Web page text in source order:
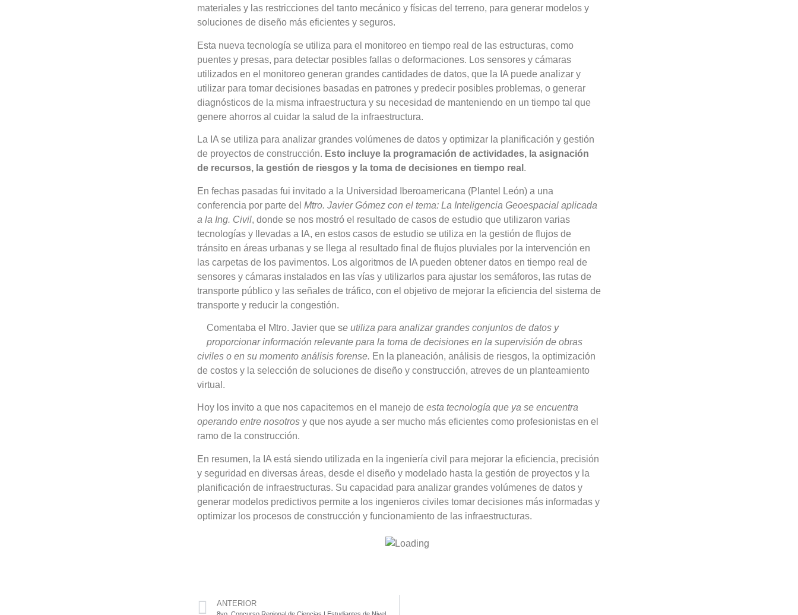
materiales y las restricciones del tanto mecánico y físicas del terreno, para generar modelos y
soluciones de diseño más eficientes y seguros.
Esta nueva tecnología se utiliza para el monitoreo en tiempo real de las estructuras, como
puentes y presas, para detectar posibles fallas o deformaciones. Los sensores y cámaras
utilizados en el monitoreo generan grandes cantidades de datos, que la IA puede analizar y
utilizar para tomar decisiones basadas en patrones y predecir posibles problemas, o generar
diagnósticos de la misma infraestructura y su necesidad de manteniendo en un tiempo tal que
genere ahorros al cuidar la salud de la infraestructura.
La IA se utiliza para analizar grandes volúmenes de datos y optimizar la planificación y gestión
de proyectos de construcción. Esto incluye la programación de actividades, la asignación
de recursos, la gestión de riesgos y la toma de decisiones en tiempo real .
En fechas pasadas fui invitado a la Universidad Iberoamericana (Plantel León) a una
conferencia por parte del Mtro. Javier Gómez con el tema: La Inteligencia Geoespacial aplicada
a la Ing. Civil, donde se nos mostró el resultado de casos de estudio que utilizaron varias
tecnologías y llevadas a IA, en estos casos de estudio se utiliza en la gestión de flujos de
tránsito en áreas urbanas y se llega al resultado final de flujos pluviales por la intervención en
las carpetas de los pavimentos. Los algoritmos de IA pueden obtener datos en tiempo real de
sensores y cámaras instalados en las vías y utilizarlos para ajustar los semáforos, las rutas de
transporte público y las señales de tráfico, con el objetivo de mejorar la eficiencia del sistema de
transporte y reducir la congestión.
Comentaba el Mtro. Javier que se utiliza para analizar grandes conjuntos de datos y
proporcionar información relevante para la toma de decisiones en la supervisión de obras
civiles o en su momento análisis forense. En la planeación, análisis de riesgos, la optimización
de costos y la selección de soluciones de diseño y construcción, atreves de un planteamiento
virtual.
Hoy los invito a que nos capacitemos en el manejo de esta tecnología que ya se encuentra
operando entre nosotros y que nos ayude a ser mucho más eficientes como profesionistas en el
ramo de la construcción.
En resumen, la IA está siendo utilizada en la ingeniería civil para mejorar la eficiencia, precisión
y seguridad en diversas áreas, desde el diseño y modelado hasta la gestión de proyectos y la
planificación de infraestructuras. Su capacidad para analizar grandes volúmenes de datos y
generar modelos predictivos permite a los ingenieros civiles tomar decisiones más informadas y
optimizar los procesos de construcción y funcionamiento de las infraestructuras.
ANTERIOR